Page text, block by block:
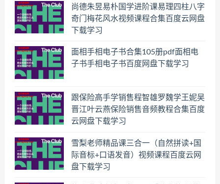
尚德朱昱易朴国学进阶课易理四柱八字
奇门梅花风水视频课程合集百度云网盘
下载学习
面相手相电子书合集105册pdf面相电
子书手相电子书百度网盘下载学习
跟保险高手学销售程智雄罗魏学王妮吴
晋江叶云燕保险销售音频教程合集百度
云网盘下载学习
雪梨老师精品课三合一（自然拼读+国
际音标+口语发音）视频课程百度云网
盘下载学习